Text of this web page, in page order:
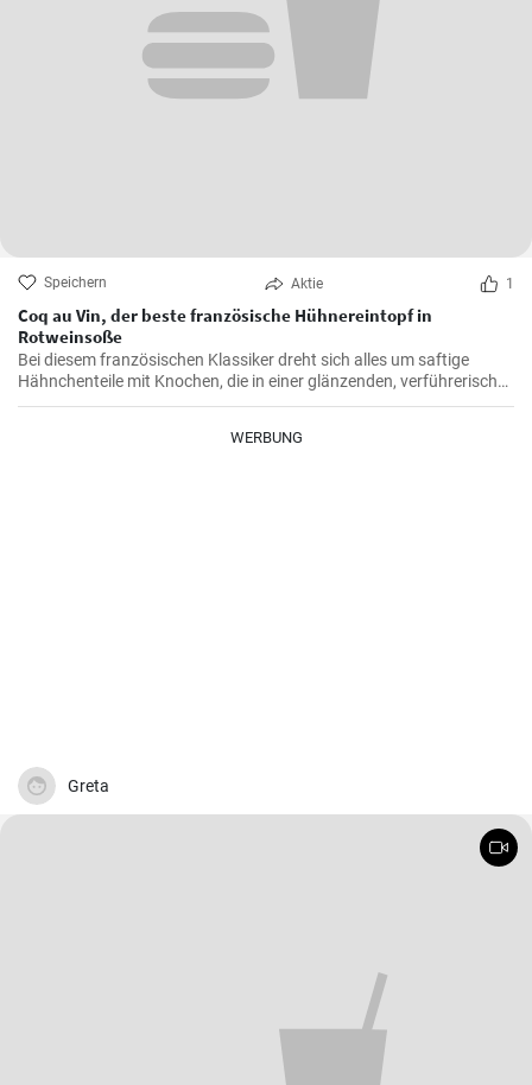
Speichern Aktie 1
Coq au Vin, der beste französische Hühnereintopf in
Rotweinsoße
Bei diesem französischen Klassiker dreht sich alles um saftige
Hähnchenteile mit Knochen, die in einer glänzenden, verführerisch
dunklen und reichhaltigen Rotweinsauce geschmort werden.
WERBUNG
Greta